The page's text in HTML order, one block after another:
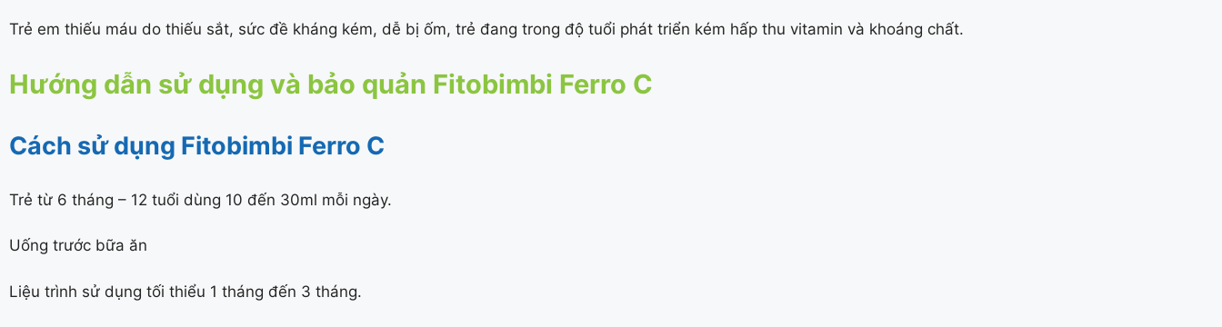
Trẻ em thiếu máu do thiếu sắt, sức đề kháng kém, dễ bị ốm, trẻ đang trong độ tuổi phát triển kém hấp thu vitamin và khoáng chất.
Hướng dẫn sử dụng và bảo quản Fitobimbi Ferro C
Cách sử dụng Fitobimbi Ferro C
Trẻ từ 6 tháng – 12 tuổi dùng 10 đến 30ml mỗi ngày.
Uống trước bữa ăn
Liệu trình sử dụng tối thiểu 1 tháng đến 3 tháng.